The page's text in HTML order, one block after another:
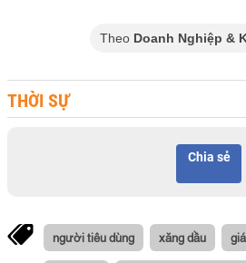
Theo Doanh Nghiệp &
THỜI SỰ
Chia sẻ
người tiêu dùng xăng dầu